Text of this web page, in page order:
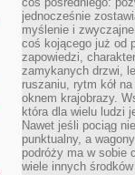
jednocześnie
myślenie i
coś kojącego już od
zapowiedzi,
zamykanych drzwi,
ruszaniu, rytm kół
oknem krajobrazy.
która dla wielu ludzi
Nawet jeśli pociąg
punktualny, a
podróży ma w sobie
wiele innych